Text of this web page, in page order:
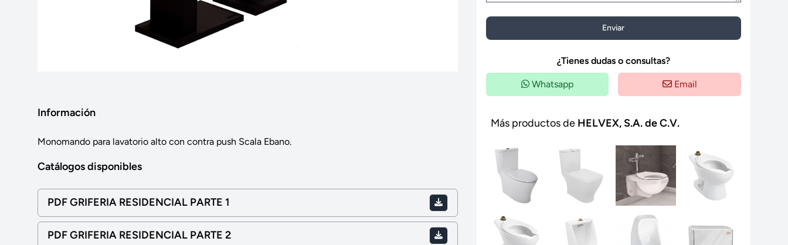
Información
Monomando para lavatorio alto con contra push Scala Ebano.
Catálogos disponibles
PDF GRIFERIA RESIDENCIAL PARTE 1
PDF GRIFERIA RESIDENCIAL PARTE 2
Enviar
¿Tienes dudas o consultas?
Whatsapp Email
Más productos de HELVEX, S.A. de C.V.